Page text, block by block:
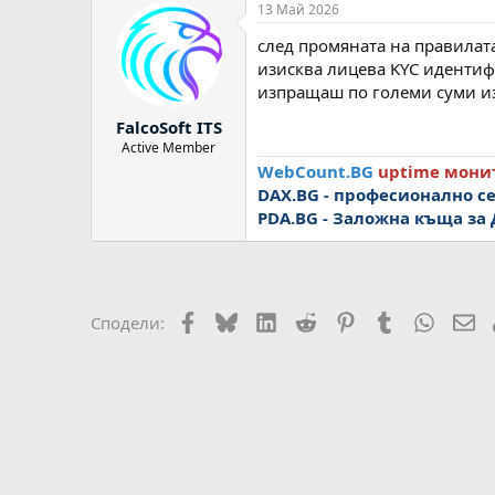
к
и
и
FalcoSoft ITS
Active Member
13 Май 2026
след промяната на
изисква лицева KYC
изпращаш по големи суми
WebCount.BG uptime
DAX.BG - професионално
PDA.BG - Заложна къща за
Сподели: Facebook
BlueskyLinkedIn
Reddit PinterestTumblr